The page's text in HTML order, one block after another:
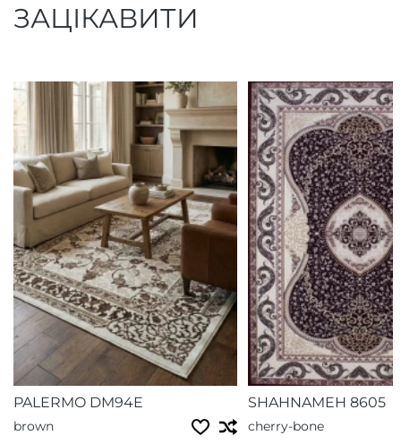
ЗАЦІКАВИТИ
PALERMO DM94E
brown
SHAHNAMEH 8605
cherry-bone